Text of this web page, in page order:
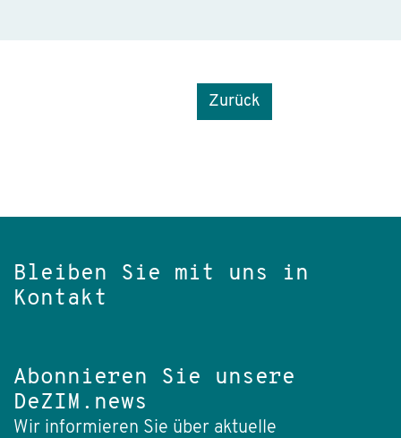
Zurück
Bleiben Sie mit uns in
Kontakt
Abonnieren Sie unsere
DeZIM.news
Wir informieren Sie über aktuelle